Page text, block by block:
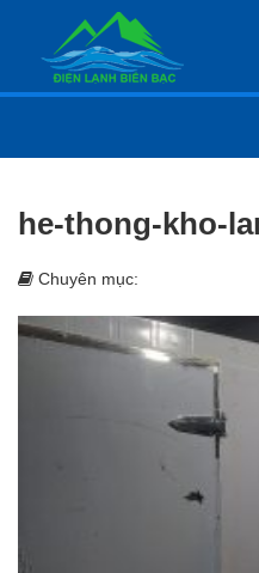
he-thong-kho-
Chuyên mục: